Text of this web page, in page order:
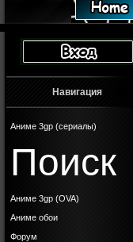
Навигация
Аниме 3gp (сериалы)
Поиск
Аниме 3gp (OVA)
Аниме обои
Форум